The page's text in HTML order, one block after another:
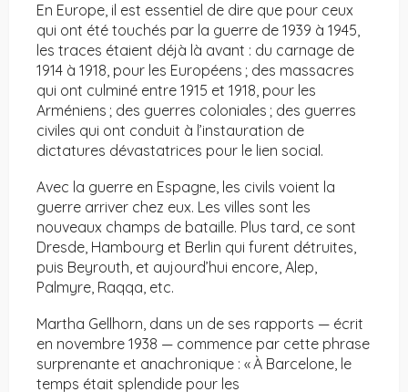
En Europe, il est essentiel de dire que pour ceux
qui ont été touchés par la guerre de 1939 à 1945,
les traces étaient déjà là avant : du carnage de
1914 à 1918, pour les Européens ; des massacres
qui ont culminé entre 1915 et 1918, pour les
Arméniens ; des guerres coloniales ; des guerres
civiles qui ont conduit à l’instauration de
dictatures dévastatrices pour le lien social.
Avec la guerre en Espagne, les civils voient la
guerre arriver chez eux. Les villes sont les
nouveaux champs de bataille. Plus tard, ce sont
Dresde, Hambourg et Berlin qui furent détruites,
puis Beyrouth, et aujourd’hui encore, Alep,
Palmyre, Raqqa, etc.
Martha Gellhorn, dans un de ses rapports — écrit
en novembre 1938 — commence par cette phrase
surprenante et anachronique : « À Barcelone, le
temps était splendide pour les